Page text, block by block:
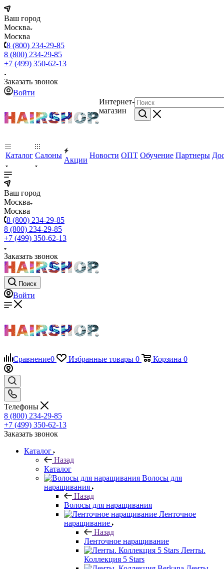
Ваш город
Москва
Москва
8 (800) 234-29-85
8 (800) 234-29-85
+7 (499) 350-62-13
Заказать звонок
Войти
Интернет-
магазин
Каталог Салоны
Акции
Новости ОПТ Обучение Партнеры
Ваш город
Москва
Москва
8 (800) 234-29-85
8 (800) 234-29-85
+7 (499) 350-62-13
Заказать звонок
Поиск
Войти
Сравнение0 Избранные товары 0 Корзина 0
Телефоны
8 (800) 234-29-85
+7 (499) 350-62-13
Заказать звонок
Каталог
Назад
Каталог
Волосы для
наращивания
Назад
Волосы для наращивания
Ленточное
наращивание
Назад
Ленточное наращивание
Ленты.
Коллекция 5 Stars